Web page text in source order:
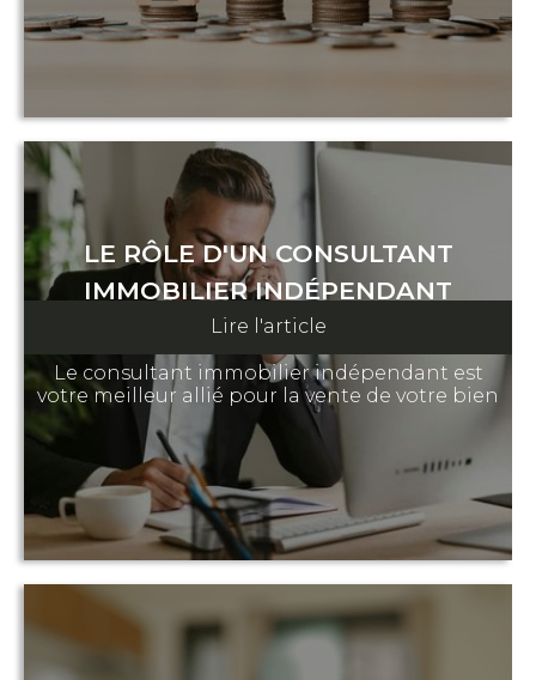
LE RÔLE D'UN CONSULTANT
IMMOBILIER INDÉPENDANT
5 Mai 2023
Le consultant immobilier indépendant est
votre meilleur allié pour la vente de votre bien
Lire l'article